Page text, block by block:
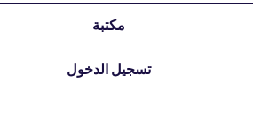
مكتبة
تسجيل الدخول